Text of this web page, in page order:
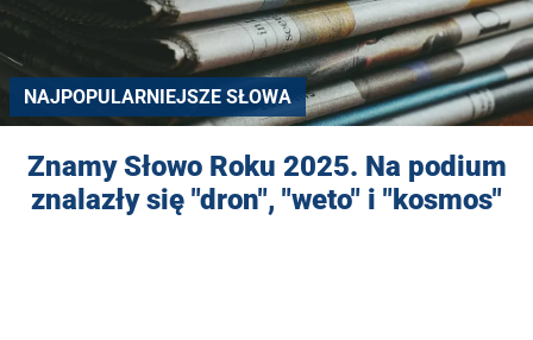
NAJPOPULARNIEJSZE SŁOWA
Znamy Słowo Roku 2025. Na podium
znalazły się "dron", "weto" i "kosmos"